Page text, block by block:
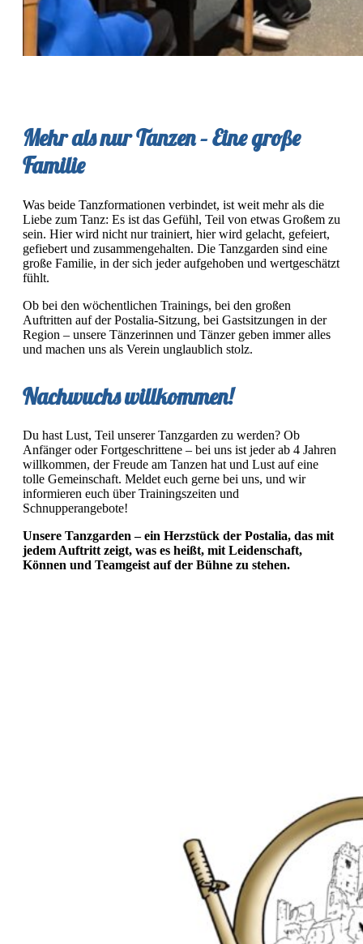
Mehr als nur Tanzen – Eine große
Familie
Was beide Tanzformationen verbindet, ist weit mehr als die
Liebe zum Tanz: Es ist das Gefühl, Teil von etwas Großem zu
sein. Hier wird nicht nur trainiert, hier wird gelacht, gefeiert,
gefiebert und zusammengehalten. Die Tanzgarden sind eine
große Familie, in der sich jeder aufgehoben und wertgeschätzt
fühlt.
Ob bei den wöchentlichen Trainings, bei den großen
Auftritten auf der Postalia-Sitzung, bei Gastsitzungen in der
Region – unsere Tänzerinnen und Tänzer geben immer alles
und machen uns als Verein unglaublich stolz.
Nachwuchs willkommen!
Du hast Lust, Teil unserer Tanzgarden zu werden? Ob
Anfänger oder Fortgeschrittene – bei uns ist jeder ab 4 Jahren
willkommen, der Freude am Tanzen hat und Lust auf eine
tolle Gemeinschaft. Meldet euch gerne bei uns, und wir
informieren euch über Trainingszeiten und
Schnupperangebote!
Unsere Tanzgarden – ein Herzstück der Postalia, das mit
jedem Auftritt zeigt, was es heißt, mit Leidenschaft,
Können und Teamgeist auf der Bühne zu stehen.